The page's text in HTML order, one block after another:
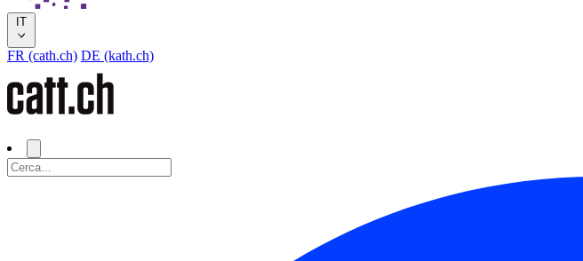
IT
FR (cath.ch) DE (kath.ch)